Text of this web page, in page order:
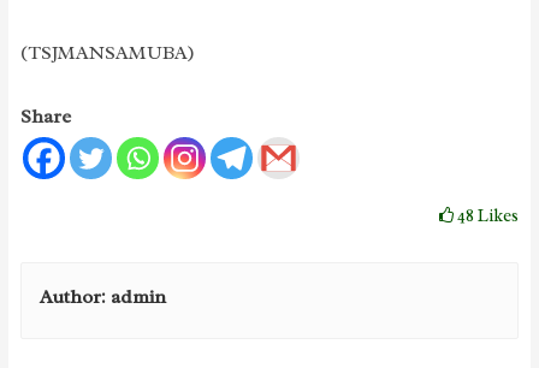
(TSJMANSAMUBA)
Share
48Likes
Author: admin